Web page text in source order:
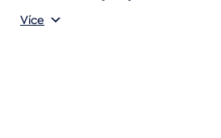
počas stierania. Jedno je isté, u
Více